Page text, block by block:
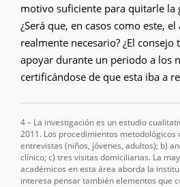
motivo suficiente para quitarle la
¿Será que, en casos como este,
realmente necesario? ¿El
apoyar durante un periodo a los
certificándose de que esta iba a
4 – La investigación es un estudio
2011. Los procedimientos metodológicos
entrevistas (niños, jóvenes, adultos); b)
clínico; c) tres visitas domiciliarias. La
académicos en esta área aborda la
interesa pensar también elementos que